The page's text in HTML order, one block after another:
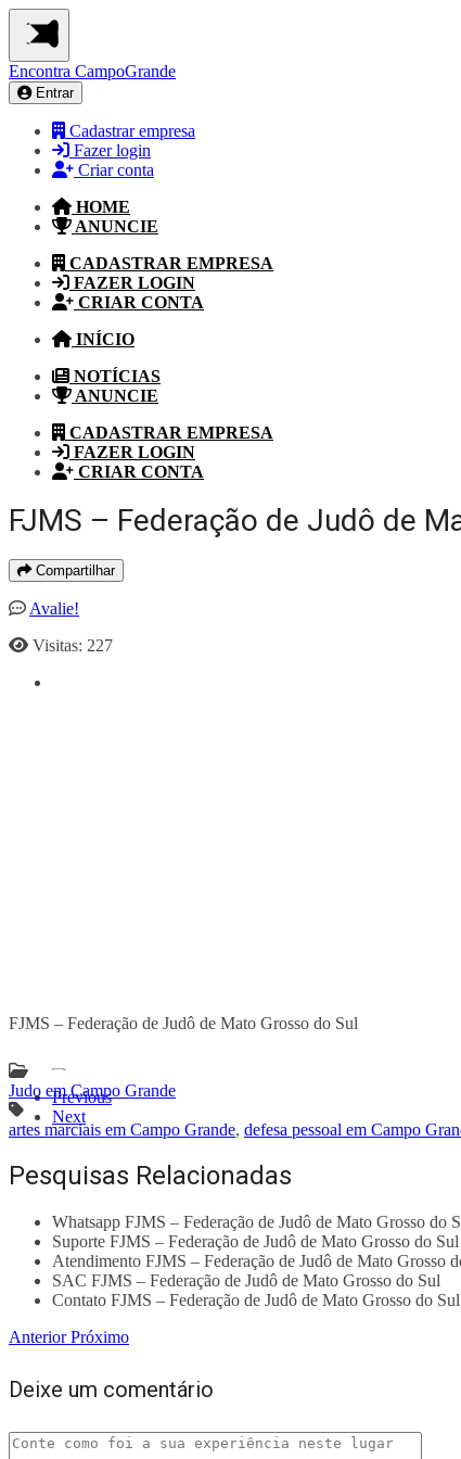
Encontra CampoGrande
Entrar
Cadastrar empresa
Fazer login
Criar conta
HOME
ANUNCIE
CADASTRAR EMPRESA
FAZER LOGIN
CRIAR CONTA
INÍCIO
NOTÍCIAS
ANUNCIE
CADASTRAR EMPRESA
FAZER LOGIN
CRIAR CONTA
FJMS – Federação de Judô de
Compartilhar
Avalie!
Visitas: 227
FJMS – Federação de Judô de Mato Grosso do Sul
Previous
Next
Judo em Campo Grande
artes marciais em Campo Grande, defesa pessoal em Campo
Pesquisas Relacionadas
Whatsapp FJMS – Federação de Judô de Mato Grosso do
Suporte FJMS – Federação de Judô de Mato Grosso do Sul
Atendimento FJMS – Federação de Judô de Mato Grosso
SAC FJMS – Federação de Judô de Mato Grosso do Sul
Contato FJMS – Federação de Judô de Mato Grosso do Sul
AnteriorPróximo
Deixe um comentário